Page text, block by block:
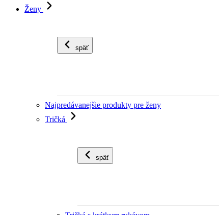
Ženy
späť
Najpredávanejšie produkty pre ženy
Tričká
späť